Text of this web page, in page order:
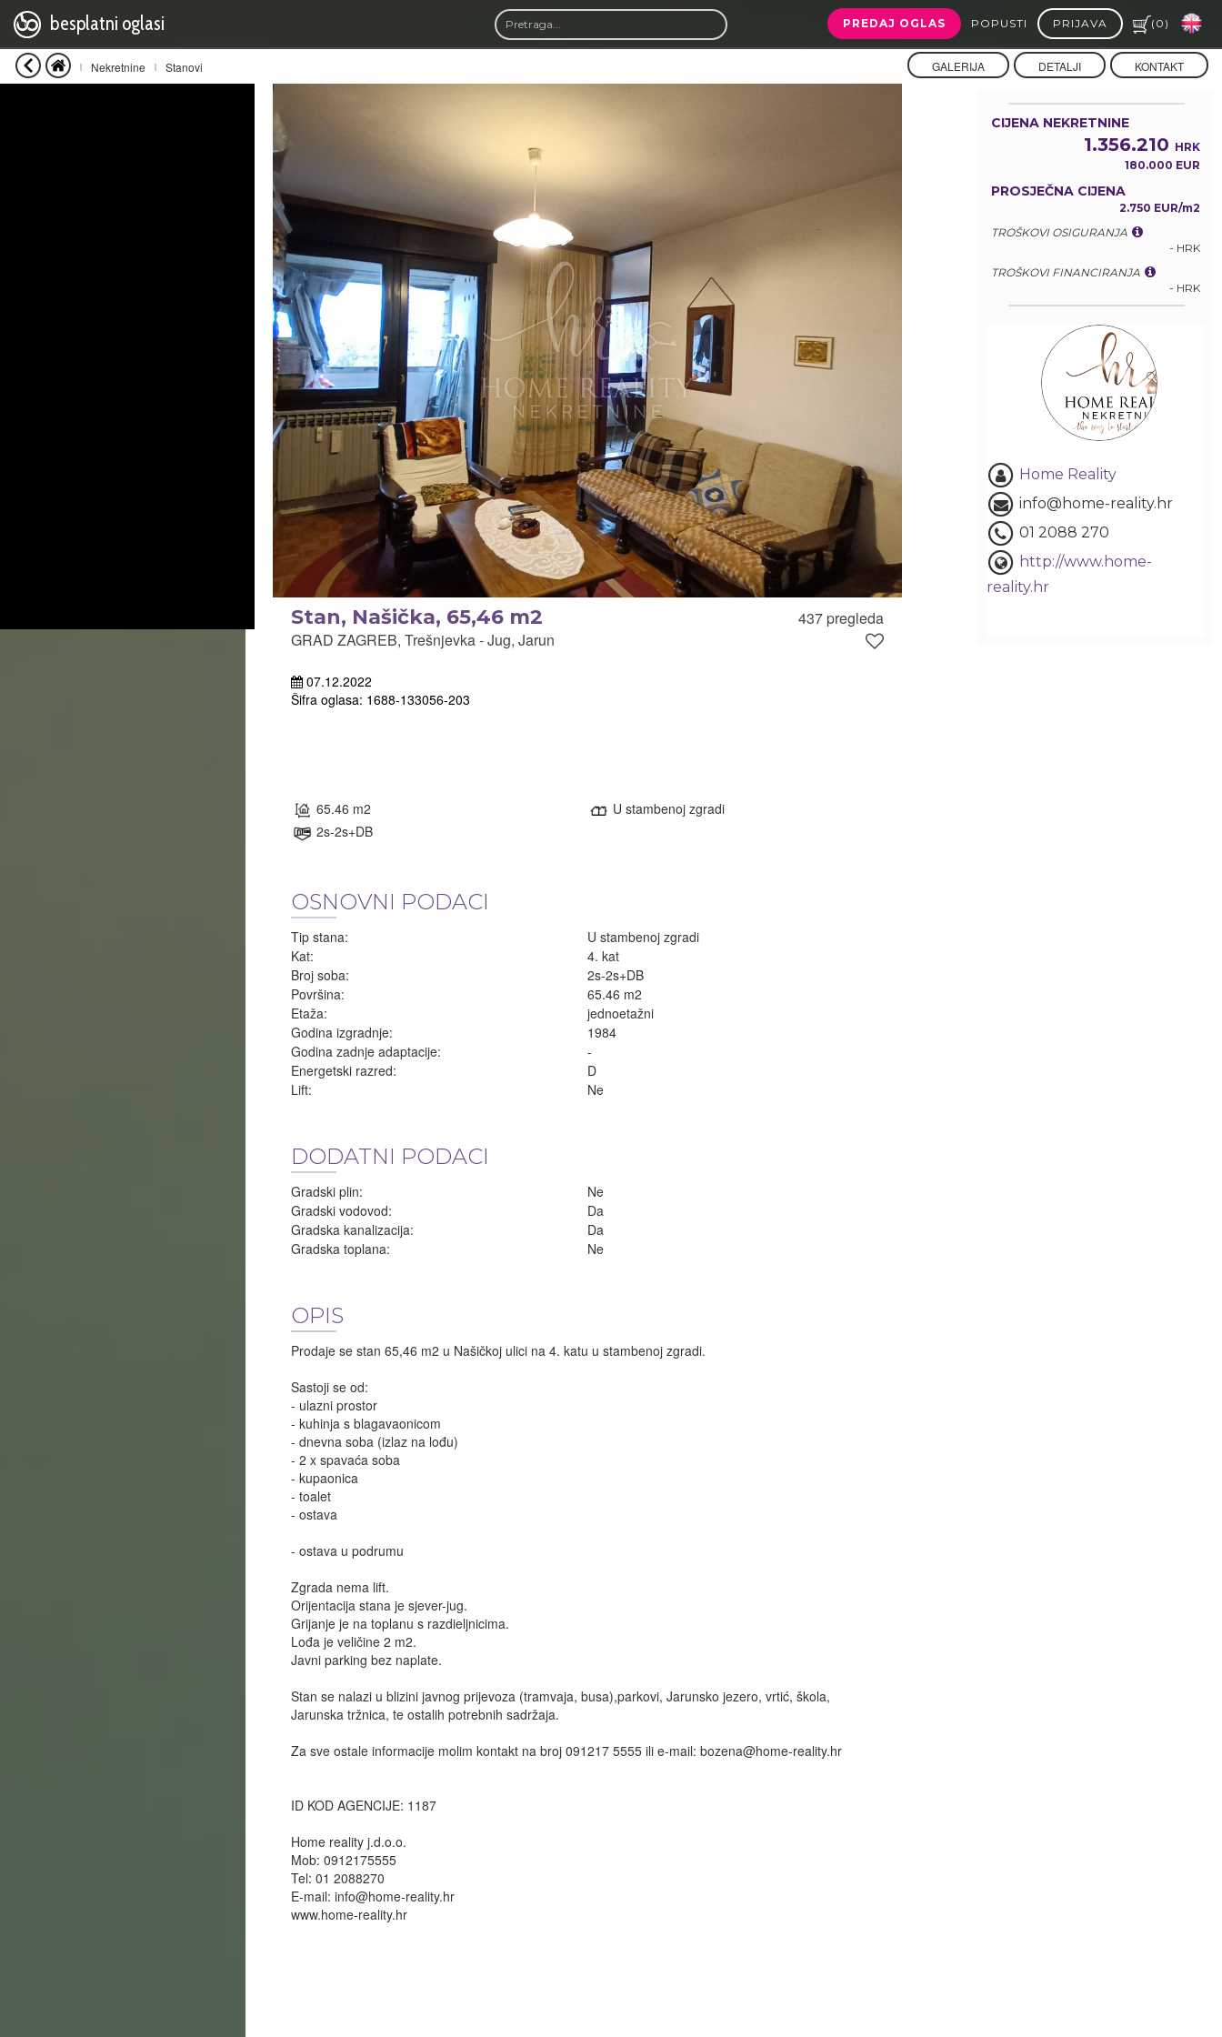
besplatni oglasi PREDAJ OGLAS POPUSTI PRIJAVA ( 0 )
| Nekretnine | Stanovi GALERIJA DETALJI KONTAKT
CIJENA NEKRETNINE
1.356.210 HRK
180.000 EUR
PROSJEČNA CIJENA
2.750 EUR/m2
TROŠKOVI OSIGURANJA
- HRK
TROŠKOVI FINANCIRANJA
- HRK
Home Reality
info@home-reality.hr
01 2088 270
http://www.home-
reality.hr
Stan, Našička, 65,46 m2
437 pregleda
GRAD ZAGREB, Trešnjevka - Jug, Jarun
07.12.2022
Šifra oglasa: 1688-133056-203
65.46 m2
U stambenoj zgradi
2s-2s+DB
OSNOVNI PODACI
Tip stana:
U stambenoj zgradi
Kat:
4. kat
Broj soba:
2s-2s+DB
Površina:
65.46 m2
Etaža:
jednoetažni
Godina izgradnje:
1984
Godina zadnje adaptacije:
-
Energetski razred:
D
Lift:
Ne
DODATNI PODACI
Gradski plin:
Ne
Gradski vodovod:
Da
Gradska kanalizacija:
Da
Gradska toplana:
Ne
OPIS
Prodaje se stan 65,46 m2 u Našičkoj ulici na 4. katu u stambenoj zgradi.
Sastoji se od:
- ulazni prostor
- kuhinja s blagavaonicom
- dnevna soba (izlaz na lođu)
- 2 x spavaća soba
- kupaonica
- toalet
- ostava
- ostava u podrumu
Zgrada nema lift.
Orijentacija stana je sjever-jug.
Grijanje je na toplanu s razdieljnicima.
Lođa je veličine 2 m2.
Javni parking bez naplate.
Stan se nalazi u blizini javnog prijevoza (tramvaja, busa),parkovi, Jarunsko jezero, vrtić, škola,
Jarunska tržnica, te ostalih potrebnih sadržaja.
Za sve ostale informacije molim kontakt na broj 091217 5555 ili e-mail: bozena@home-reality.hr
ID KOD AGENCIJE: 1187
Home reality j.d.o.o.
Mob: 0912175555
Tel: 01 2088270
E-mail: info@home-reality.hr
www.home-reality.hr